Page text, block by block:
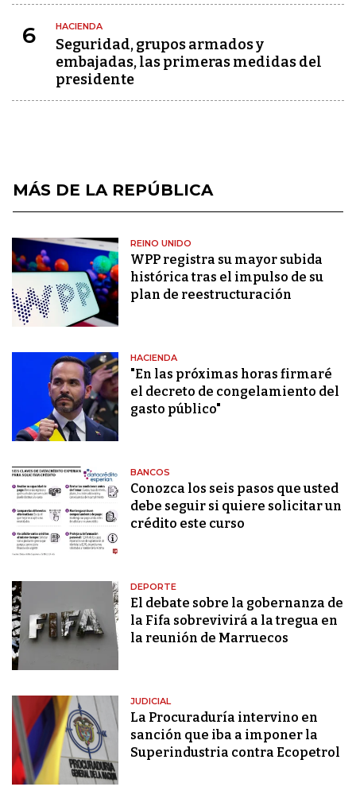
6 HACIENDA
Seguridad, grupos armados y
embajadas, las primeras medidas del
presidente
MÁS DE LA REPÚBLICA
REINO UNIDO
WPP registra su mayor subida
histórica tras el impulso de su
plan de reestructuración
HACIENDA
"En las próximas horas firmaré
el decreto de congelamiento del
gasto público"
BANCOS
Conozca los seis pasos que usted
debe seguir si quiere solicitar un
crédito este curso
DEPORTE
El debate sobre la gobernanza de
la Fifa sobrevivirá a la tregua en
la reunión de Marruecos
JUDICIAL
La Procuraduría intervino en
sanción que iba a imponer la
Superindustria contra Ecopetrol